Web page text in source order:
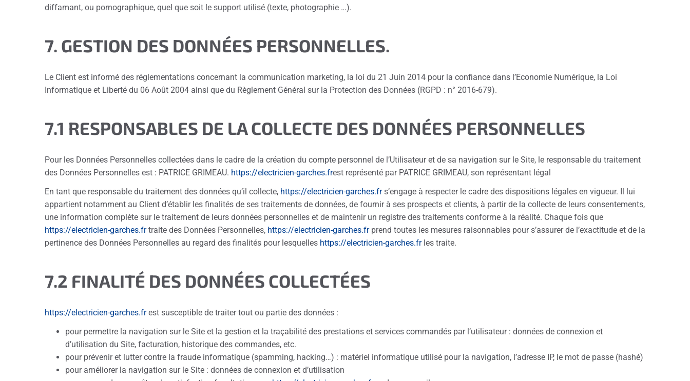
diffamant, ou pornographique, quel que soit le support utilisé (texte, photographie …).
7. GESTION DES DONNÉES PERSONNELLES.
Le Client est informé des réglementations concernant la communication marketing, la loi du 21 Juin 2014 pour la confiance dans l’Economie Numérique, la Loi
Informatique et Liberté du 06 Août 2004 ainsi que du Règlement Général sur la Protection des Données (RGPD : n° 2016-679).
7.1 RESPONSABLES DE LA COLLECTE DES DONNÉES PERSONNELLES
Pour les Données Personnelles collectées dans le cadre de la création du compte personnel de l’Utilisateur et de sa navigation sur le Site, le responsable du traitement
des Données Personnelles est : PATRICE GRIMEAU. https://electricien-garches.frest représenté par PATRICE GRIMEAU, son représentant légal
En tant que responsable du traitement des données qu’il collecte, https://electricien-garches.frs’engage à respecter le cadre des dispositions légales en vigueur. Il lui
appartient notamment au Client d’établir les finalités de ses traitements de données, de fournir à ses prospects et clients, à partir de la collecte de leurs consentements,
une information complète sur le traitement de leurs données personnelles et de maintenir un registre des traitements conforme à la réalité. Chaque fois que
https://electricien-garches.frtraite des Données Personnelles, https://electricien-garches.frprend toutes les mesures raisonnables pour s’assurer de l’exactitude et de la
pertinence des Données Personnelles au regard des finalités pour lesquelles https://electricien-garches.frles traite.
7.2 FINALITÉ DES DONNÉES COLLECTÉES
https://electricien-garches.frest susceptible de traiter tout ou partie des données :
pour permettre la navigation sur le Site et la gestion et la traçabilité des prestations et services commandés par l’utilisateur : données de connexion et
d’utilisation du Site, facturation, historique des commandes, etc.
pour prévenir et lutter contre la fraude informatique (spamming, hacking…) : matériel informatique utilisé pour la navigation, l’adresse IP, le mot de passe (hashé)
pour améliorer la navigation sur le Site : données de connexion et d’utilisation